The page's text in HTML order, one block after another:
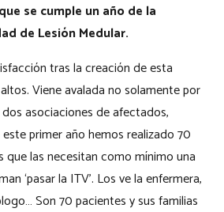
se cumple un año de la
de Lesión Medular.
tras la creación de esta
Viene avalada no solamente por
asociaciones de afectados,
primer año hemos realizado 70
que las necesitan como mínimo una
‘pasar la ITV’. Los ve la enfermera,
Son 70 pacientes y sus familias